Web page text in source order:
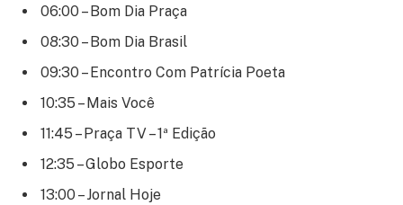
06:00 – Bom Dia Praça
08:30 – Bom Dia Brasil
09:30 – Encontro Com Patrícia Poeta
10:35 – Mais Você
11:45 – Praça TV – 1ª Edição
12:35 – Globo Esporte
13:00 – Jornal Hoje